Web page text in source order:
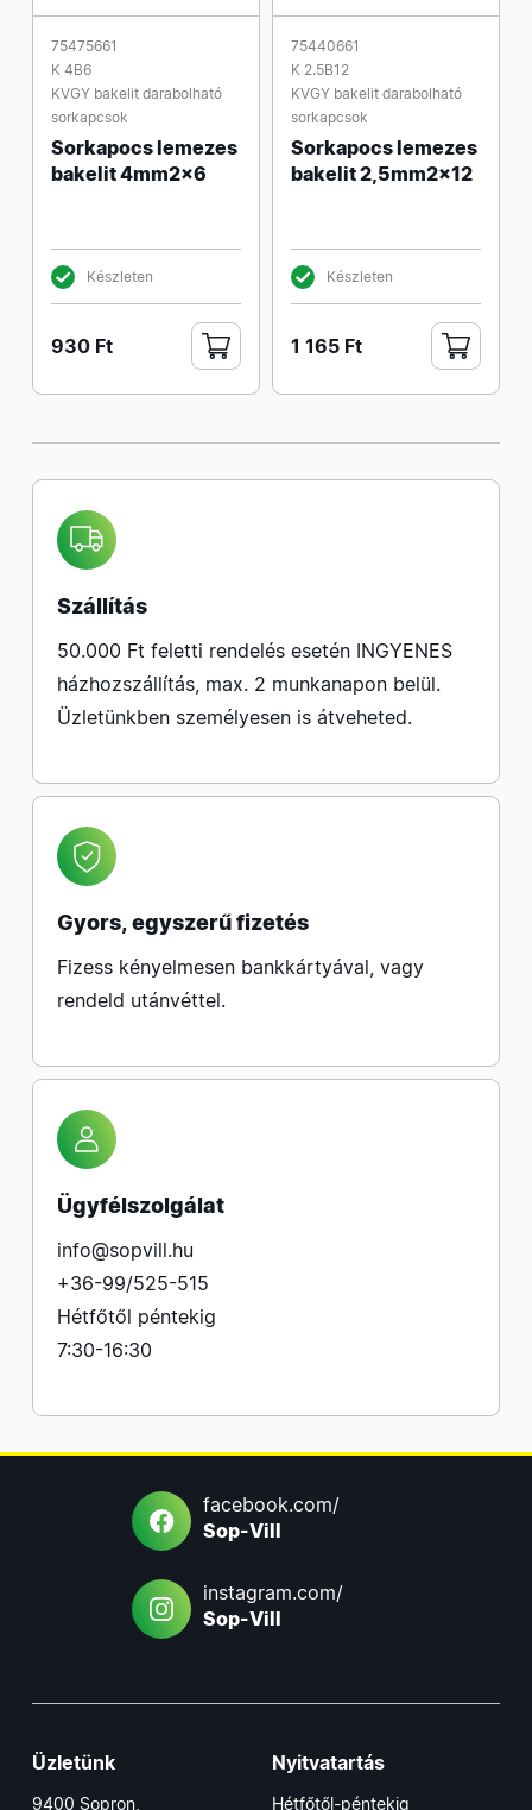
75475661
K 4B6
KVGY bakelit darabolható
sorkapcsok
Sorkapocs lemezes
bakelit 4mm2x6
Készleten
930 Ft
75440661
K 2.5B12
KVGY bakelit darabolható
sorkapcsok
Sorkapocs lemezes
bakelit 2,5mm2x12
Készleten
1 165 Ft
Szállítás
50.000 Ft feletti rendelés esetén INGYENES
házhozszállítás, max. 2 munkanapon belül.
Üzletünkben személyesen is átveheted.
Gyors, egyszerű fizetés
Fizess kényelmesen bankkártyával, vagy
rendeld utánvéttel.
Ügyfélszolgálat
info@sopvill.hu
+36-99/525-515
Hétfőtől péntekig
7:30-16:30
facebook.com/
Sop-Vill
instagram.com/
Sop-Vill
Üzletünk
9400 Sopron,
Nyitvatartás
Hétfőtől-péntekig